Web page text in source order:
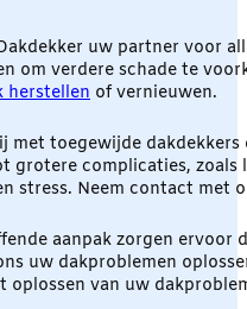
uw partner voor
om verdere schade te
herstellen of vernieuwen.
met toegewijde
grotere complicaties,
stress. Neem contact met
aanpak zorgen
uw dakproblemen
oplossen van uw